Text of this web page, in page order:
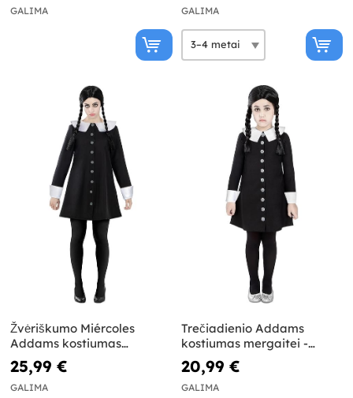
GALIMA GALIMA
Žvėriškumo Miércoles
Addams kostiumas
moterims - Addams šeima
25,99 €
GALIMA
Trečiadienio Addams
kostiumas mergaitei -
Addams šeima
20,99 €
GALIMA